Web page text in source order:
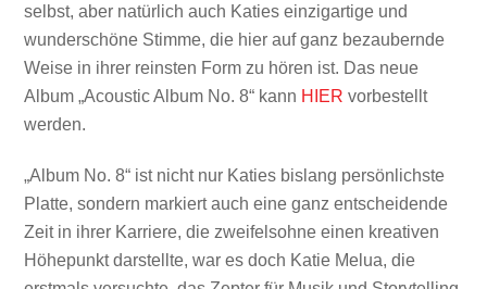
selbst, aber natürlich auch Katies einzigartige und
wunderschöne Stimme, die hier auf ganz bezaubernde
Weise in ihrer reinsten Form zu hören ist. Das neue
Album „Acoustic Album No. 8“ kann HIER vorbestellt
werden.
„Album No. 8“ ist nicht nur Katies bislang persönlichste
Platte, sondern markiert auch eine ganz entscheidende
Zeit in ihrer Karriere, die zweifelsohne einen kreativen
Höhepunkt darstellte, war es doch Katie Melua, die